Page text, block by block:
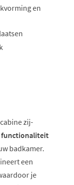
en
zij-
functionaliteit
badkamer.
een
je